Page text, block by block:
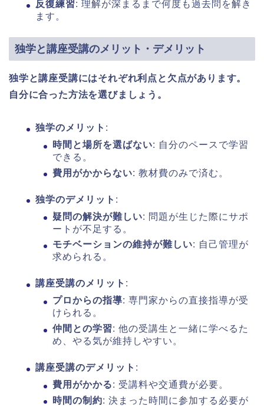
反復練習: 理解が深まるまで何度も過去問を解き
ます。
独学と講座受講のメリット・デメリット
独学と講座受講にはそれぞれ利点と欠点があります。
自分に合った方法を選びましょう。
独学のメリット :
時間と場所を選ばない: 自分のペースで学習
できる。
費用がかからない: 教材費のみで済む。
独学のデメリット :
疑問の解決が難しい: 問題が生じた際にサポ
ートが不足する。
モチベーションの維持が難しい: 自己管理が
求められる。
講座受講のメリット :
プロからの指導: 専門家からの直接指導が受
けられる。
仲間との学習: 他の受講生と一緒に学べるた
め、やる気が維持しやすい。
講座受講のデメリット :
費用がかかる: 受講料や交通費が必要。
時間の制約: 決まった時間に参加する必要が